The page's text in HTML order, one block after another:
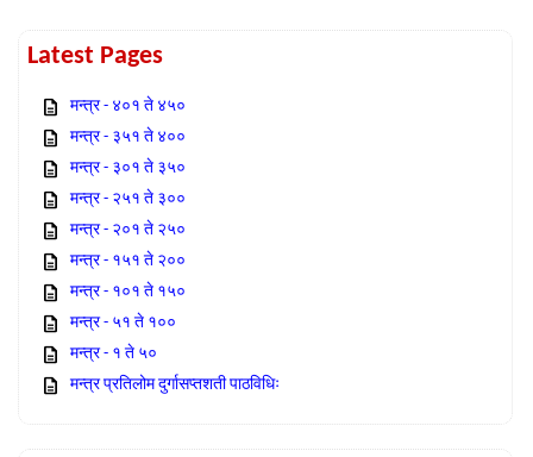
Latest Pages
मन्त्र - ४०१ ते ४५०
मन्त्र - ३५१ ते ४००
मन्त्र - ३०१ ते ३५०
मन्त्र - २५१ ते ३००
मन्त्र - २०१ ते २५०
मन्त्र - १५१ ते २००
मन्त्र - १०१ ते १५०
मन्त्र - ५१ ते १००
मन्त्र - १ ते ५०
मन्त्र प्रतिलोम दुर्गासप्तशती पाठविधिः